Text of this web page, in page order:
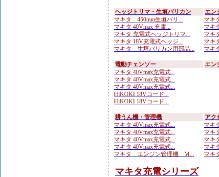
ヘッジトリマ・生垣バリカン
マキタ 450mm生垣バリ...
マキタ 40Vmax 充電...
マキタ 充電式ヘッジトリマ...
マキタ 18V充電式ヘッジ...
マキタ 生垣バリカン用部品...
エン
マキ
マキ
マキ
マキ
マキ
電動チェンソー
マキタ 40Vmax充電式...
マキタ 40Vmax充電式...
マキタ 40Vmax充電式...
HiKOKI 18Vコード...
HiKOKI 18Vコード...
エン
耕うん機・管理機
マキタ 40Vmax充電式...
マキタ 40Vmax充電式...
マキタ 40Vmax充電式...
マキタ 40Vmax充電式...
マキタ エンジン管理機 M...
アク
マキ
マキ
マキ
マキ
マキ
マキタ充電シリーズ